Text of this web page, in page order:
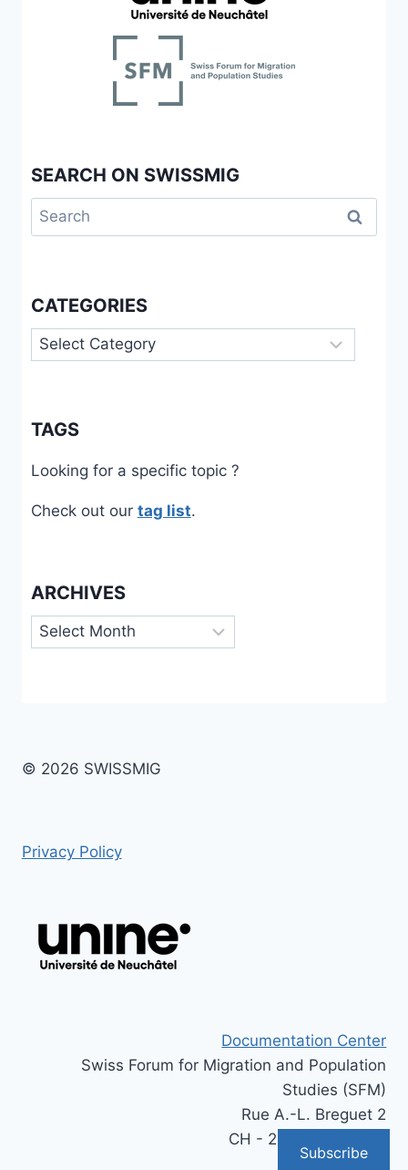
SEARCH ON SWISSMIG
Search
for:
CATEGORIES
Categories
TAGS
Looking for a specific topic ?
Check out our tag list.
ARCHIVES
Archives
© 2026 SWISSMIG
Privacy Policy
Documentation Center
Swiss Forum for Migration and Population
Studies (SFM)
Rue A.-L. Breguet 2
CH - 2000 Neuchâtel
Subscribe